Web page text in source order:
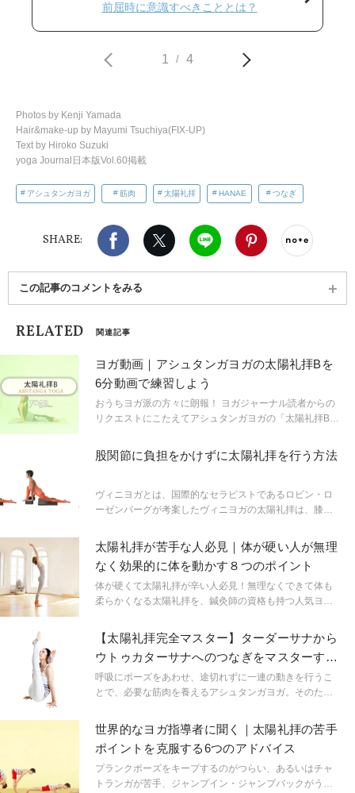
前屈時に意識すべきこととは？
1 / 4
Photos by Kenji Yamada
Hair&make-up by Mayumi Tsuchiya(FIX-UP)
Text by Hiroko Suzuki
yoga Journal日本版Vol.60掲載
アシュタンガヨガ 筋肉 太陽礼拝 HANAE つなぎ
SHARE:
Facebook X（旧twitter）
LINE Pinterest
この記事のコメントをみる
RELATED 関連記事
ヨガ動画｜アシュタンガヨガの太陽礼拝Bを
6分動画で練習しよう
おうちヨガ派の方々に朗報！ ヨガジャーナル読者からの
リクエストにこたえてアシュタンガヨガの「太陽礼拝B」
たのは、HANAE先生！
股関節に負担をかけずに太陽礼拝を行う方法
ヴィニヨガとは、国際的なセラピストであるロビン・ロ
ーゼンバーグが考案したヴィニヨガの太陽礼拝は、膝を
るので、ぜひやってみよう。
太陽礼拝が苦手な人必見｜体が硬い人が無理
なく効果的に体を動かす８つのポイント
体が硬くて太陽礼拝が辛い人必見！無理なくできて体も
柔らかくなる太陽礼拝を、鍼灸師の資格も持つ人気ヨガ
た。
【太陽礼拝完全マスター】ターダーサナから
ウトゥカターサナへのつなぎをマスターする
3つのレッスン
呼吸にポーズをあわせ、途切れずに一連の動きを行うこ
とで、必要な筋肉を養えるアシュタンガヨガ。そのため
大切です！ アシュタンガヨガの基本「太陽礼拝」で練習
してみましょう。教えてくれたのは、人気ヨガインスト
ラクターのHANAE先生！
世界的なヨガ指導者に聞く｜太陽礼拝の苦手
ポイントを克服する6つのアドバイス
プランクポーズをキープするのがつらい、あるいはチャ
トランガが苦手、ジャンプイン・ジャンプバックがうま